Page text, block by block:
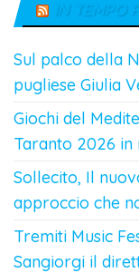
IN TEMPO
Sul palco della
pugliese Giulia
Giochi del
Taranto 2026 in
Sollecito, Il
approccio che
Tremiti Music
Sangiorgi il